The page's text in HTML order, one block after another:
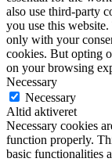
also use third-party
you use this
only with your
cookies. But opting
on your browsing
Necessary
Necessary
Altid aktiveret
Necessary cookies
function properly.
basic functionalities